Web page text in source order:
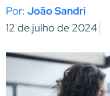
João Sandri
12 de julho de 2024